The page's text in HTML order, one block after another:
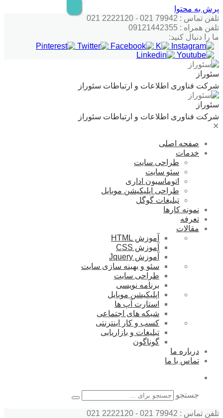
پرش به محتوا
تلفن تماس : 79942 021 - 2222120 021
تلفن همراه : 09121442355
ما را دنبال کنید:
سئوراز
شرکت فناوری اطلاعات و ارتباطات سئوراز
سئوراز
شرکت فناوری اطلاعات و ارتباطات سئوراز
✕
صفحه اصلی
خدمات
طراحی سایت
سئو سایت
اتوماسیون اداری
طراحی اپلیکیشن موبایل
تبلیغات گوگل
نمونه کارها
تعرفه
مقالات
آموزش HTML
آموزش CSS
آموزش Jquery
سئو و بهینه سازی سایت
طراحی سایت
برنامه نویسی
اپلیکیشن موبایل
استارت آپ ها
شبکه های اجتماعی
کسب و کار اینترنتی
تبلیغات و بازاریابی
گوناگون
درباره ما
تماس با ما
جستجو
تلفن تماس : 79942 021 - 2222120 021